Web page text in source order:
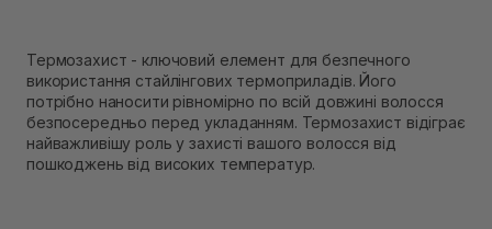
Термозахист - ключовий елемент для безпечного
використання стайлінгових термоприладів. Його
потрібно наносити рівномірно по всій довжині волосся
безпосередньо перед укладанням. Термозахист відіграє
найважливішу роль у захисті вашого волосся від
пошкоджень від високих температур.